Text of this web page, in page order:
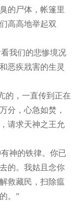
的尸体，帐篷里
高高地举起双
我们的悲惨境况
恶疾戕害的生灵
的，一直传到正在
分，心急如焚，
请求天神之王允
神的铁律。你已
的。我姑且念你
救藏民，扫除瘟
。”